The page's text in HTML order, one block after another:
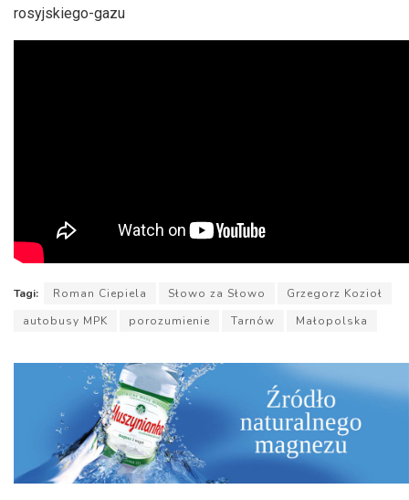
rosyjskiego-gazu
Tagi: Roman Ciepiela Słowo za Słowo
Grzegorz Kozioł
autobusy MPK
porozumienie Tarnów Małopolska